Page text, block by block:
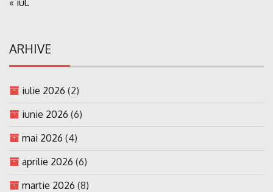
ARHIVE
iulie 2026 (2)
iunie 2026 (6)
mai 2026 (4)
aprilie 2026 (6)
martie 2026 (8)